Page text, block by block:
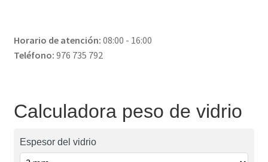
Horario de atención: 08:00 - 16:00
Teléfono: 976 735 792
Calculadora peso de vidrio
Espesor del vidrio